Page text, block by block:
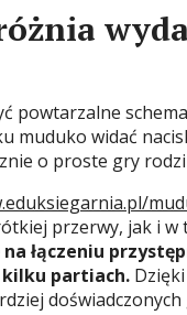
powtarzalne
muduko widać
o proste gry
przerwy, jak i w
łączeniu
partiach.
doświadczonych